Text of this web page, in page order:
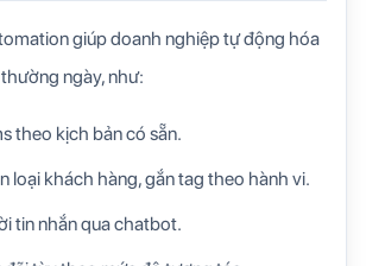
giúp doanh nghiệp tự động hóa
ngày, như:
theo kịch bản có sẵn.
loại khách hàng, gắn tag theo hành vi.
tin nhắn qua chatbot.